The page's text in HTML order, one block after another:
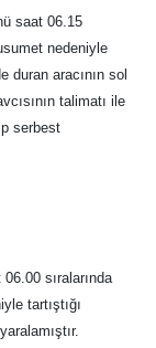
saat 06.15
nedeniyle
duran aracının sol
talimatı ile
serbest
sıralarında
tartıştığı